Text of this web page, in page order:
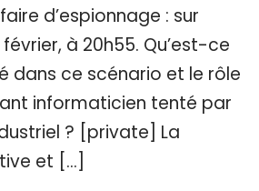
d’espionnage : sur
à 20h55. Qu’est-ce
dans ce scénario et le rôle
informaticien tenté par
? [private] La
et […]